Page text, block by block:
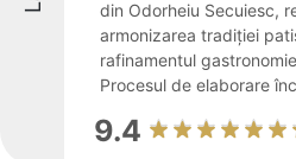
din Odorheiu Secuiesc,
armonizarea tradiției
rafinamentul
Procesul de elaborare
9.4